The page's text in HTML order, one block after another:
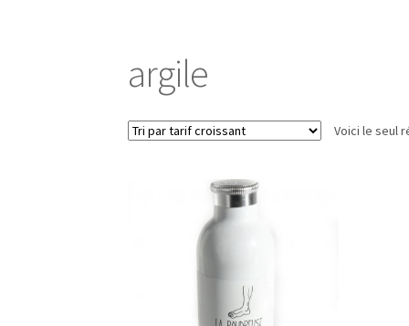
argile
Voici le seul